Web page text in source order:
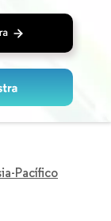
Pacífico